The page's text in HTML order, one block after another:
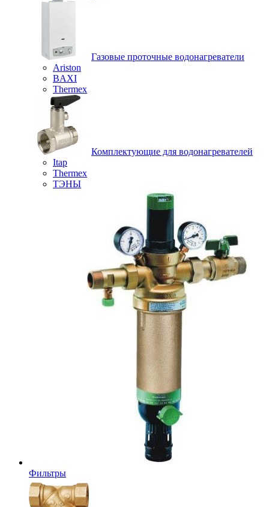
Газовые проточные водонагреватели
Ariston
BAXI
Thermex
Комплектующие для водонагревателей
Itap
Thermex
ТЭНЫ
Фильтры